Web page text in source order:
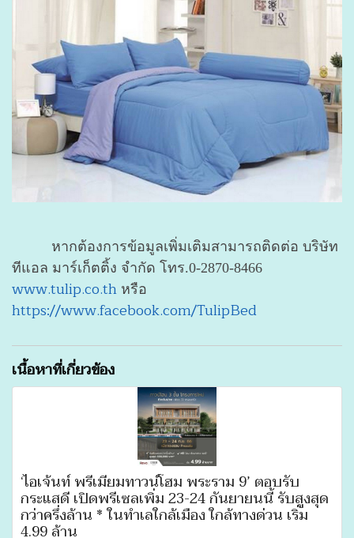
หากต้องการข้อมูลเพิ่มเติมสามารถติดต่อ บริษัท
ทีแอล มาร์เก็ตติ้ง จำกัด โทร.0-2870-8466
www.tulip.co.th หรือ
https://www.facebook.com/TulipBed
เนื้อหาที่เกี่ยวข้อง
‘ไอเจ้นท์ พรีเมี่ยมทาวน์โฮม พระราม 9’ ตอบรับ
กระแสดี เปิดพรีเซลเพิ่ม 23-24 กันยายนนี้ รับสูงสุด
กว่าครึ่งล้าน * ในทำเลใกล้เมือง ใกล้ทางด่วน เริ่ม
4.99 ล้าน